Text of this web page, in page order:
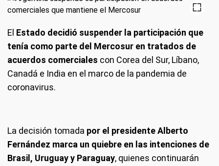
El Estado decidió suspender la participación que
tenía como parte del Mercosur en tratados de
acuerdos comerciales con Corea del Sur, Líbano,
Canadá e India en el marco de la pandemia de
coronavirus.
La decisión tomada por el presidente Alberto
Fernández marca un quiebre en las intenciones de
Brasil, Uruguay y Paraguay, quienes continuarán